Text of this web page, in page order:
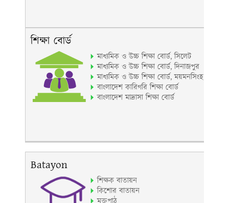
শিক্ষা বোর্ড
মাধ্যমিক ও উচ্চ শিক্ষা বোর্ড, সিলেট
মাধ্যমিক ও উচ্চ শিক্ষা বোর্ড, দিনাজপুর
মাধ্যমিক ও উচ্চ শিক্ষা বোর্ড, ময়মনসিংহ
বাংলাদেশ কারিগরি শিক্ষা বোর্ড
বাংলাদেশ মাদ্রাসা শিক্ষা বোর্ড
Batayon
শিক্ষক বাতায়ন
কিশোর বাতায়ন